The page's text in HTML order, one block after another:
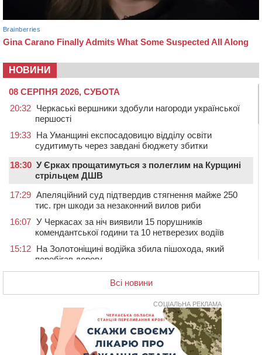
НОВИНИ
08 СЕРПНЯ 2026, СУБОТА
20:32 Черкаські вершники здобули нагороди української
першості
19:33 На Уманщині експосадовицю відділу освіти
судитимуть через завдані бюджету збитки
18:30 У Єрках прощатимуться з полеглим на Курщині
стрільцем ДШВ
17:29 Апеляційний суд підтвердив стягнення майже 250
тис. грн шкоди за незаконний вилов риби
16:07 У Черкасах за ніч виявили 15 порушників
комендантської години та 10 нетверезих водіїв
15:12 На Золотоніщині водійка збила пішохода, який
перебігав дорогу
під охорону 188-річну церкву
У Смілі біля магазину під колесами вантажівки
загинула жінка
У Черкасах пропонують для приватизації
п’ятиповерховий об’єкт у центрі міста
Всі новини
СОЦІАЛЬНА РЕКЛАМА